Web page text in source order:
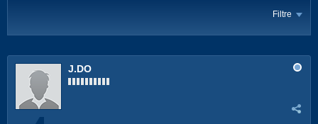
Filtre
J.DO